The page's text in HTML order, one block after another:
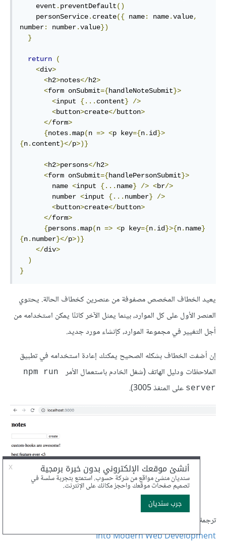
    event
. preventDefault()
    personService
. create({ name: name.value,
number: number.value})
}
return
(
<div>
<h2>notes</h2>
<form onSubmit={handleNoteSubmit}>
<input {... content}
/>
<button>create</button>
</form>
{notes.map(n => <p key={n. id}>
{n. content}</p>)}
<h2>persons</h2>
<form onSubmit={handlePersonSubmit}>
        name
<input {... name} /> <br/>
        number
<input {... number}
/>
<button>create</button>
</form>
{persons.map(n => <p key={n. id}>{n. name}
{n. number}</p>)}
</div>
)
}
يعيد الخطاف المخصص مصفوفة من عنصرين كخطاف الحالة. يحتوي
العنصر الأول على كل الموارد، بينما يمثل الآخر كائنًا يمكن استخدامه من
أجل التغيير في مجموعة الموارد، كإنشاء مورد جديد.
إن أضفت الخطاف بشكله الصحيح يمكنك إعادة استخدامه في تطبيق
الملاحظات ودليل الهاتف (شغل الخادم باستعمال الأمر
npm run
server على المنفذ 3005).
ترجمة -وبتصرف- للفصل
Into Modern Web Development